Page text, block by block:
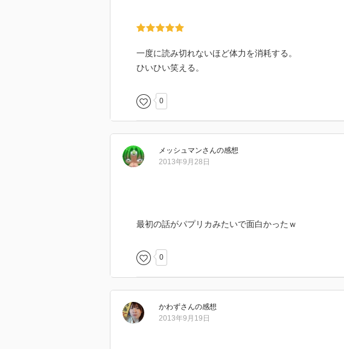
一度に読み切れないほど体力を消耗する。
ひいひい笑える。
0
メッシュマンさんの感想
2013年9月28日
最初の話がパプリカみたいで面白かったｗ
0
かわずさんの感想
2013年9月19日